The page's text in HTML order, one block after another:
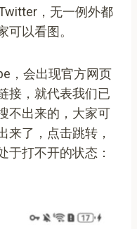
，无一例外都
可以看图。
，会出现官方网页
接，就代表我们已
不出来的，大家可
来了，点击跳转，
于打不开的状态：